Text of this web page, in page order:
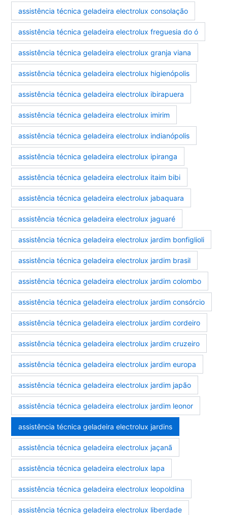
assistência técnica geladeira electrolux consolação
assistência técnica geladeira electrolux freguesia do ó
assistência técnica geladeira electrolux granja viana
assistência técnica geladeira electrolux higienópolis
assistência técnica geladeira electrolux ibirapuera
assistência técnica geladeira electrolux imirim
assistência técnica geladeira electrolux indianópolis
assistência técnica geladeira electrolux ipiranga
assistência técnica geladeira electrolux itaim bibi
assistência técnica geladeira electrolux jabaquara
assistência técnica geladeira electrolux jaguaré
assistência técnica geladeira electrolux jardim bonfiglioli
assistência técnica geladeira electrolux jardim brasil
assistência técnica geladeira electrolux jardim colombo
assistência técnica geladeira electrolux jardim consórcio
assistência técnica geladeira electrolux jardim cordeiro
assistência técnica geladeira electrolux jardim cruzeiro
assistência técnica geladeira electrolux jardim europa
assistência técnica geladeira electrolux jardim japão
assistência técnica geladeira electrolux jardim leonor
assistência técnica geladeira electrolux jardins
assistência técnica geladeira electrolux jaçanã
assistência técnica geladeira electrolux lapa
assistência técnica geladeira electrolux leopoldina
assistência técnica geladeira electrolux liberdade